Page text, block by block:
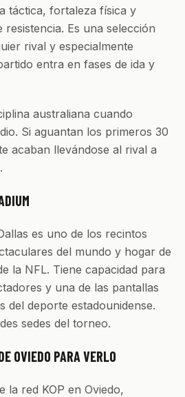
táctica, fortaleza física y
resistencia. Es una selección
rival y especialmente
entra en fases de ida y
australiana cuando
Si aguantan los primeros 30
acaban llevándose al rival a
es uno de los recintos
del mundo y hogar de
la NFL. Tiene capacidad para
y una de las pantallas
del deporte estadounidense.
sedes del torneo.
OVIEDO PARA VERLO
la red KOP en Oviedo,